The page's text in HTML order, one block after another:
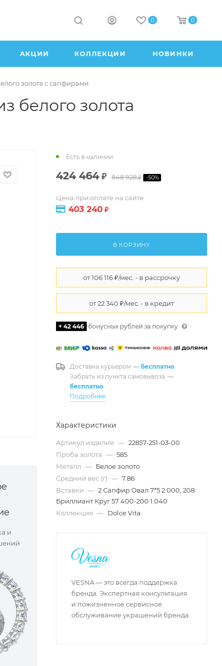
0 0
АКЦИИ КОЛЛЕКЦИИ НОВИНКИ
золота с сапфирами
белого золота
и
Есть в наличии
424 464₽ 848 928₽ -50%
Цена при оплате на сайте
403 240 ₽
В КОРЗИНУ
+ 42 446 бонусных рублей за покупку
Доставка курьером — бесплатно
Забрать из пункта самовывоза —
бесплатно
Подробнее
Характеристики
Артикул изделия — 22857-251-03-00
Проба золота — 585
Металл — Белое золото
Средний вес (г) — 7.86
Вставки — 2 Сапфир Овал 7*5 2.000, 208
Бриллиант Круг 57 400-200 1.040
Коллекция — Dolce Vita
VESNA — это всегда поддержка
бренда. Экспертная консультация
и пожизненное сервисное
обслуживание украшений бренда.